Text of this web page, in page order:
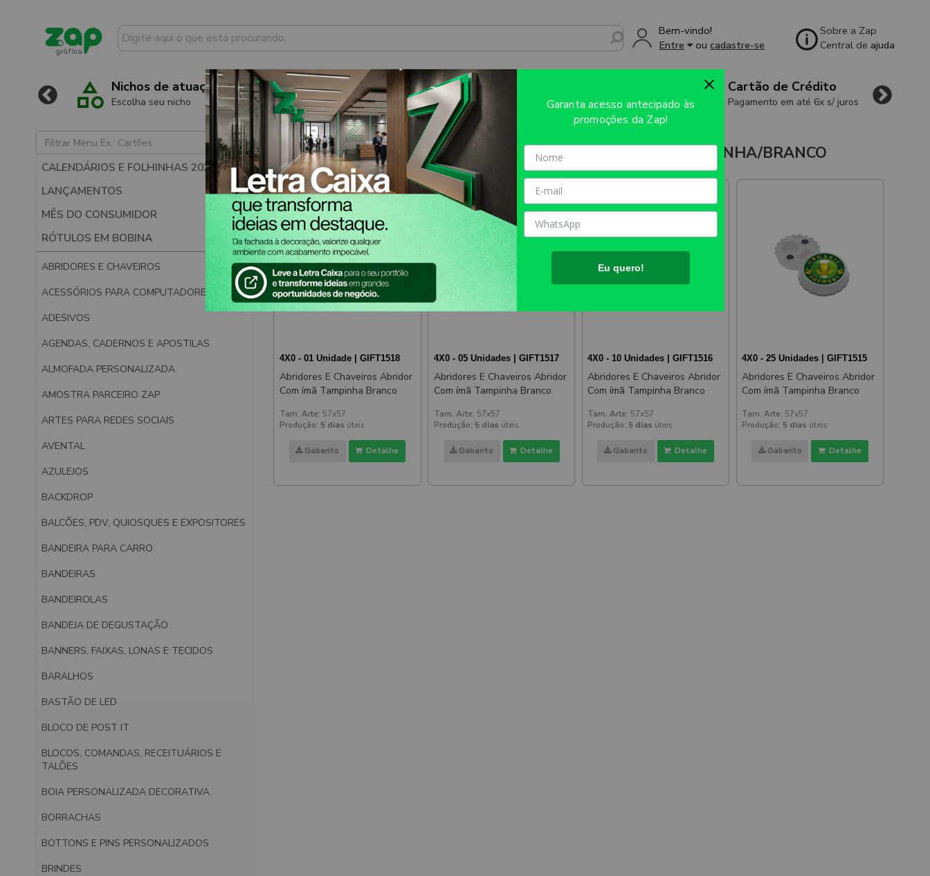
Bem-vindo!
Entre
oucadastre-se
Sobre a Zap
Central deajuda
Nichos de atuação
Escolha seu nicho
Atendimento
Multicanal Até 20% de desconto
Cartão de Crédito
Pagamento em até 6x s/ juros
CALENDÁRIOS E FOLHINHAS 2027
LANÇAMENTOS
MÊS DO CONSUMIDOR
RÓTULOS EM BOBINA
ABRIDORES E CHAVEIROS
ACESSÓRIOS PARA COMPUTADORES
ADESIVOS
AGENDAS, CADERNOS E APOSTILAS
ALMOFADA PERSONALIZADA
AMOSTRA PARCEIRO ZAP
ARTES PARA REDES SOCIAIS
AVENTAL
AZULEJOS
BACKDROP
BALCÕES, PDV, QUIOSQUES E EXPOSITORES
BANDEIRA PARA CARRO
BANDEIRAS
BANDEIROLAS
BANDEJA DE DEGUSTAÇÃO
BANNERS, FAIXAS, LONAS E TECIDOS
BARALHOS
BASTÃO DE LED
BLOCO DE POST IT
BLOCOS, COMANDAS, RECEITUÁRIOS E
TALÕES
BOIA PERSONALIZADA DECORATIVA
BORRACHAS
BOTTONS E PINS PERSONALIZADOS
BRINDES
ABRIDORES E CHAVEIROS/ABRIDOR COM ÍMÃ/TAMPINHA/BRANCO
4X0 - 01 Unidade | GIFT1518
Abridores E Chaveiros Abridor
Com ímã Tampinha Branco
Tam. Arte: 57x57
Produção: 5 dias úteis
Gabarito Detalhe
4X0 - 05 Unidades | GIFT1517
Abridores E Chaveiros Abridor
Com ímã Tampinha Branco
Tam. Arte: 57x57
Produção: 5 dias úteis
Gabarito Detalhe
4X0 - 10 Unidades | GIFT1516
Abridores E Chaveiros Abridor
Com ímã Tampinha Branco
Tam. Arte: 57x57
Produção: 5 dias úteis
Gabarito Detalhe
4X0 - 25 Unidades | GIFT1515
Abridores E Chaveiros Abridor
Com ímã Tampinha Branco
Tam. Arte: 57x57
Produção: 5 dias úteis
Gabarito Detalhe
Garanta acesso antecipado às
promoções da Zap!
Eu quero!